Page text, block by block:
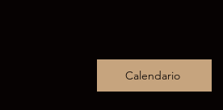
Calendario